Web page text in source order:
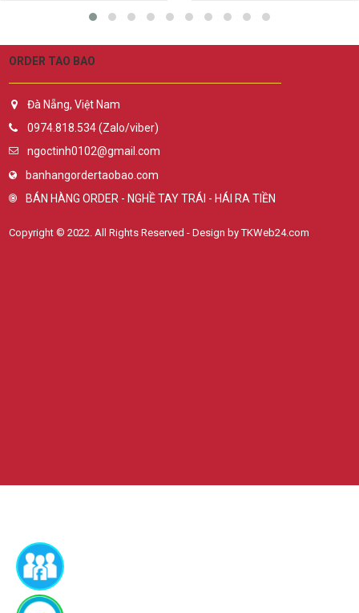
ORDER TAO BAO
Đà Nẵng, Việt Nam
0974.818.534 (Zalo/viber)
ngoctinh0102@gmail.com
banhangordertaobao.com
BÁN HÀNG ORDER - NGHỀ TAY TRÁI - HÁI RA TIỀN
Copyright © 2022. All Rights Reserved - Design by TKWeb24.com